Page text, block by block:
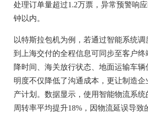
处理订单量超过1.2万票，异常预警响
钟以内。
以特斯拉包机为例，若通过智能系统
到上海交付的全程信息可同步至客户终
降时间、海关放行状态、地面运输车
明度不仅降低了沟通成本，更让制造企
产计划。数据显示，使用智能物流系
周转率平均提升18%，因物流延误导致